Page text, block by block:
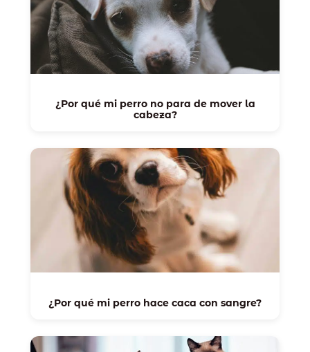
¿Por qué mi perro no para de mover la
cabeza?
¿Por qué mi perro hace caca con sangre?